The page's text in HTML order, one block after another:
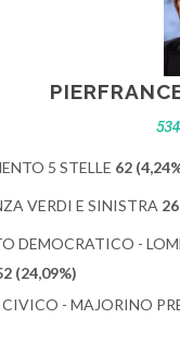
5 STELLE 62
VERDI E SINISTRA
DEMOCRATICO -
(24,09%)
- MAJORINO